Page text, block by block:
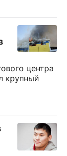
центра
крупный